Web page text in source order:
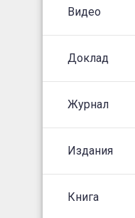
Видео
Доклад
Журнал
Издания
Книга